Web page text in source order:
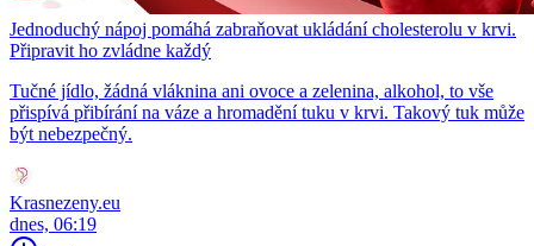
Jednoduchý nápoj pomáhá zabraňovat ukládání cholesterolu v krvi.
Připravit ho zvládne každý
Tučné jídlo, žádná vláknina ani ovoce a zelenina, alkohol, to vše
přispívá přibírání na váze a hromadění tuku v krvi. Takový tuk může
být nebezpečný.
Krasnezeny.eu
dnes, 06:19